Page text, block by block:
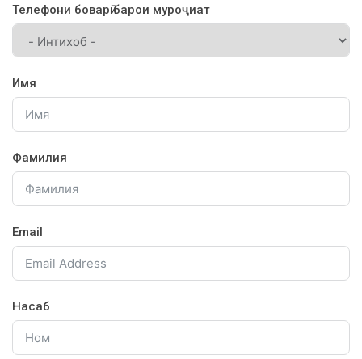
Телефони боварӣ барои муроҷиат
Имя
Фамилия
Email
Насаб